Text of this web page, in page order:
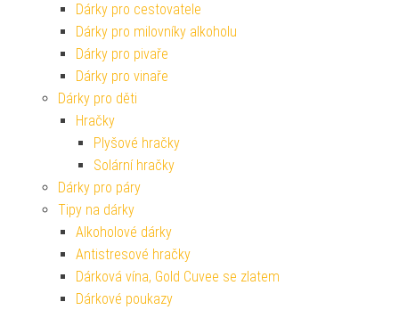
Dárky pro cestovatele
Dárky pro milovníky alkoholu
Dárky pro pivaře
Dárky pro vinaře
Dárky pro děti
Hračky
Plyšové hračky
Solární hračky
Dárky pro páry
Tipy na dárky
Alkoholové dárky
Antistresové hračky
Dárková vína, Gold Cuvee se zlatem
Dárkové poukazy